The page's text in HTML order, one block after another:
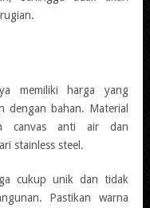
memiliki harga yang
dengan bahan. Material
canvas anti air dan
stainless steel.
cukup unik dan tidak
Pastikan warna